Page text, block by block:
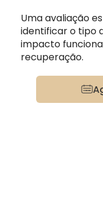
Uma avaliação
identificar o tipo
impacto
recuperação.